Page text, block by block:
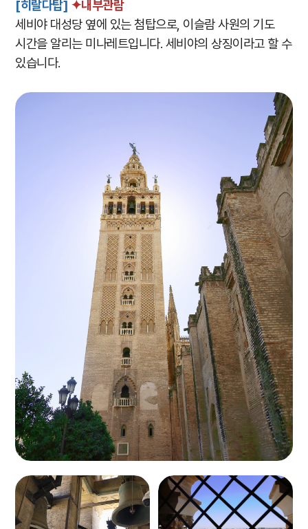
[히랄다탑] ✦내부관람
세비야 대성당 옆에 있는 첨탑으로, 이슬람 사원의 기도
시간을 알리는 미나레트입니다. 세비야의 상징이라고 할 수
있습니다.